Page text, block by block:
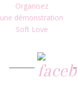
Organisez
une démonstration
Soft Love